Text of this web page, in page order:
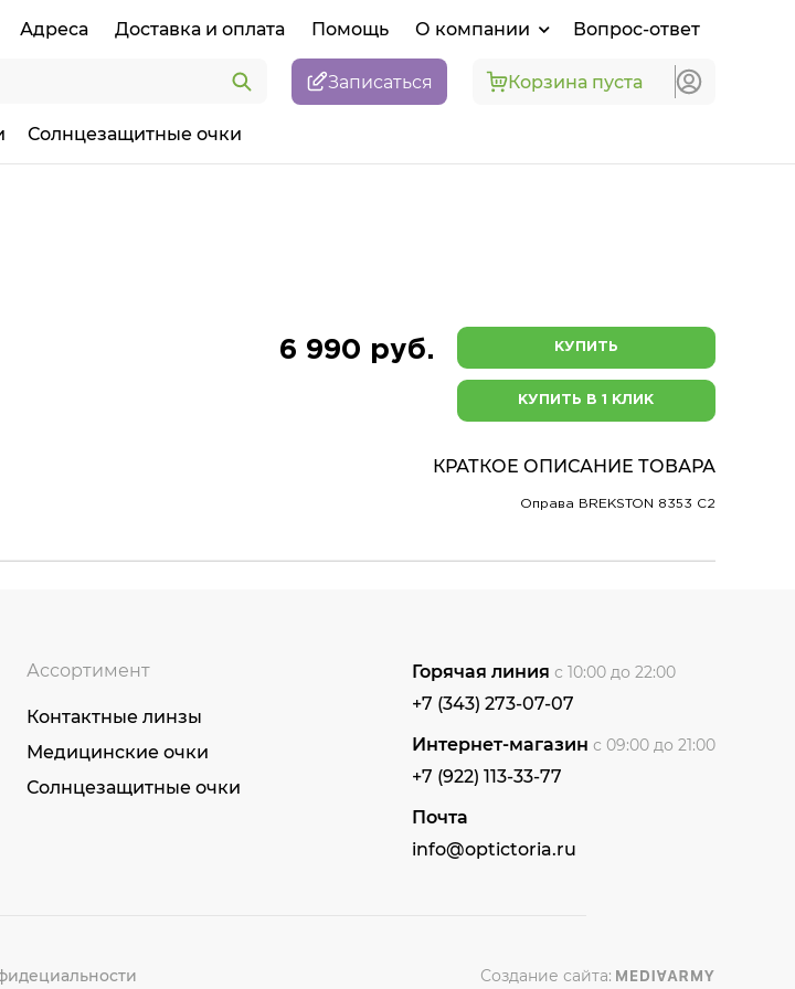
Адреса Доставка и оплата Помощь О компании Вопрос-ответ
Записаться Корзина пуста
Солнцезащитные очки
6 990 руб. КУПИТЬ
КУПИТЬ В 1 КЛИК
КРАТКОЕ ОПИСАНИЕ ТОВАРА
Оправа BREKSTON 8353 C2
Ассортимент
Контактные линзы
Медицинские очки
Солнцезащитные очки
Горячая линия с 10:00 до 22:00
+7 (343) 273-07-07
Интернет-магазин с 09:00 до 21:00
+7 (922) 113-33-77
Почта
info@optictoria.ru
Создание сайта: